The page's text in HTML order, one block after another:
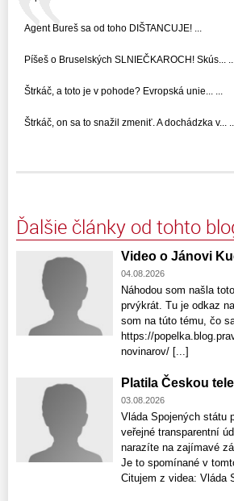
Agent Bureš sa od toho DIŠTANCUJE! ...
Píšeš o Bruselských SLNIEČKAROCH! Skús... ...
Štrkáč, a toto je v pohode? Evropská unie... ...
Štrkáč, on sa to snažil zmeniť. A dochádzka v... ...
Ďalšie články od tohto
Video o Jánovi
04.08.2026
Náhodou som našla
prvýkrát. Tu je odkaz
som na túto tému, čo
https://
novinarov/ [...]
Platila Českou
03.08.2026
Vláda Spojených státu
veřejné transparentní
narazíte na zajímavé
Je to spomínané v
Citujem z videa: Vláda